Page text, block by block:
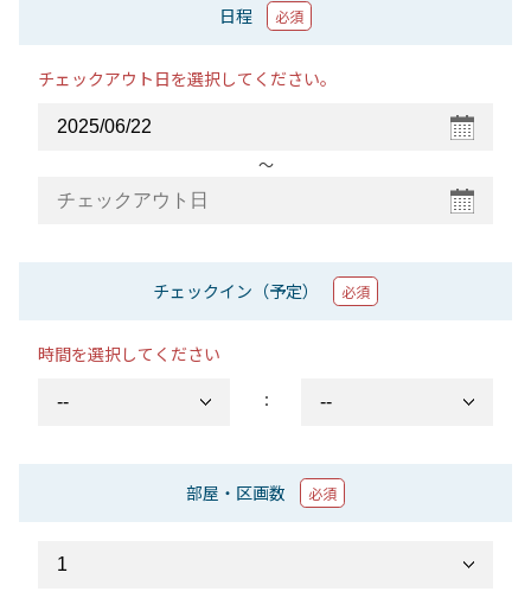
日程 必須
チェックアウト日を選択してください。
〜
チェックイン（予定） 必須
時間を選択してください
：
部屋・区画数 必須